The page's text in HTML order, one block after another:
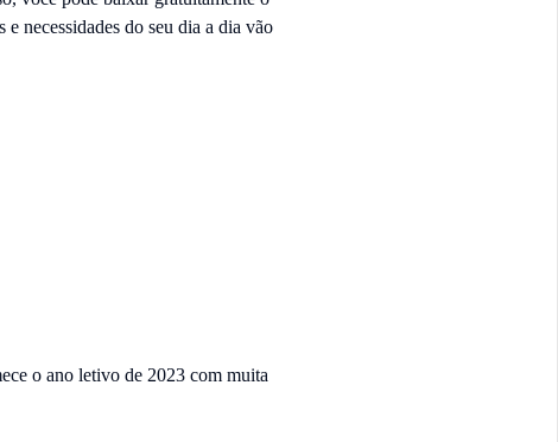
necessidades do seu dia a dia vão
o ano letivo de 2023 com muita